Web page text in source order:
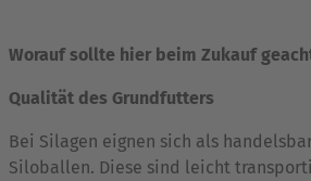
Worauf sollte hier beim Zukauf
Qualität des Grundfutters
Bei Silagen eignen sich als
Siloballen. Diese sind leicht